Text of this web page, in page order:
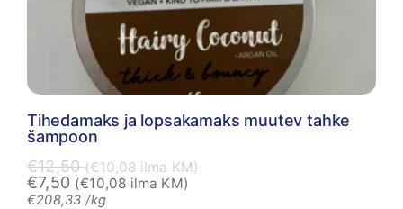
Tihedamaks ja lopsakamaks muutev tahke
šampoon
€12,50 (€10,08ilma KM)
€7,50 (€10,08 ilma KM)
€208,33 /kg